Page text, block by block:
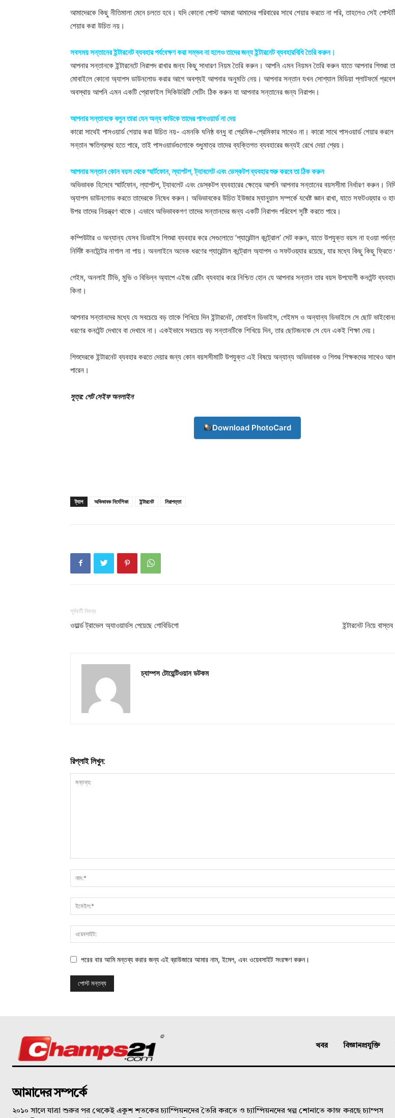
Company
Contact us
আমাদেরকে কিছু নীতিমালা মেনে চলতে হবে। যদি কোনো পোস্ট আমরা আমাদের পরিবারের সাথে শেয়ার করতে না পরি, তাহলেও সেই
শেয়ার করা উচিত নয়।
সবসময় সন্তানের ইন্টারনেট ব্যবহার পর্যবেক্ষণ করা সম্ভব না হলেও তাদের জন্য ইন্টারনেট ব্যবহারবিধি তৈরি করুন।
আপনার সন্তানকে ইন্টারনেটে নিরাপদ রাখার জন্য কিছু সাধারণ নিয়ম তৈরি করুন। আপনি এমন নিয়মন তৈরি করুন যাতে আপনার শিশুরা
মোবাইলে কোনো অ্যাপস ডাউনলোড করার আগে অবশ্যই আপনার অনুমতি নেয়। আপনার সন্তান যখন সোশ্যাল মিডিয়া প্লাটফর্মে
অবস্থায় আপনি এমন একটি প্রোফাইল সিকিউরিটি সেটিং ঠিক করুন যা আপনার সন্তানের জন্য নিরাপদ।
আপনার সন্তানকে বলুন তারা যেন অন্য কাউকে তাদের পাসওয়ার্ড না দেয়
কারো সাথেই পাসওয়ার্ড শেয়ার করা উচিত নয়- এমনকি ঘনিষ্ঠ বন্ধু বা প্রেমিক-প্রেমিকার সাথেও না। কারো সাথে পাসওয়ার্ড শেয়ার
সন্তান ক্ষতিগ্রস্থ হতে পারে, তাই পাসওয়ার্ডগুলোকে শুধুমাত্র তাদের ব্যক্তিগত ব্যবহারের জন্যই রেখে দেয়া শ্রেয়।
আপনার সন্তান কোন বয়স থেকে স্মার্টফোন, ল্যাপটপ, ট্যাবলেট এবং ডেস্কটপ ব্যবহার শুরু করবে তা ঠিক করুন
অভিভাবক হিসেবে স্মার্টফোন, ল্যাপটপ, ট্যাবলেট এবং ডেস্কটপ ব্যবহারের ক্ষেত্রে আপনি আপনার সন্তানের বয়সসীমা নির্ধারণ করুন।
অ্যাপস ডাউনলোড করতে তাদেরকে নিষেধ করুন। অভিভাবকের উচিত ইউজার ম্যানুয়াল সম্পর্কে যথেষ্ট জ্ঞান রাখা, যাতে সফটওয়্যার ও
উপর তাদের নিয়ন্ত্রণ থাকে। এভাবে অভিভাবকগণ তাদের সন্তানদের জন্য একটি নিরাপদ পরিবেশ সৃষ্টি করতে পারে।
কম্পিউটার ও অন্যান্য যেসব ডিভাইস শিশুরা ব্যবহার করে সেগুলোতে ‘প্যারেন্টাল কন্ট্রোল’ সেট করুন, যাতে উপযুক্ত বয়স না হওয়া
নির্দিষ্ট কনটেন্টের নাগাল না পায়। অনলাইনে অনেক ধরণের প্যারেন্টাল কন্ট্রোল অ্যাপস ও সফটওয়্যার রয়েছে, যার মধ্যে কিছু কিছু ফ্রিতে
গেইম, অনলাই টিভি, মুভি ও বিভিন্ন অ্যাপে এইজ রেটিং ব্যবহার করে নিশ্চিত হোন যে আপনার সন্তান তার বয়স উপযোগী কনটেন্ট
কিনা।
আপনার সন্তানদের মধ্যে যে সবচেয়ে বড় তাকে শিখিয়ে দিন ইন্টারনেট, মোবাইল ডিভাইস, গেইমস ও অন্যান্য ডিভাইসে সে ছোট
ধরণের কনটেন্ট দেখাবে বা দেখাবে না। একইভাবে সবচেয়ে বড় সন্তানটিকে শিখিয়ে দিন, তার ছোটজনকে সে যেন একই শিক্ষা দেয়।
শিশুদেরকে ইন্টারনেট ব্যবহার করতে দেয়ার জন্য কোন বয়সসীমাটি উপযুক্ত এই বিষয়ে অন্যান্য অভিভাবক ও শিশুর শিক্ষকদের সাথেও
পারেন।
সূত্র: গেট সেইফ অনলাইন
Download PhotoCard
ট্যাগ অভিভাবক নির্দেশিকা ইন্টারনেট নিরাপত্তা
পূর্ববর্তী নিবন্ধ
ওয়ার্ল্ড ট্রাভেল অ্যাওয়ার্ডস পেয়েছে গোবিডিগো ইন্টারনেট নিয়ে
চ্যাম্পস টোয়েন্টিওয়ান ডটকম
রিপ্লাই লিখুন:
পরের বার আমি মন্তব্য করার জন্য এই ব্রাউজারে আমার নাম, ইমেল, এবং ওয়েবসাইট সংরক্ষণ করুন।
©
খবর বিজ্ঞানপ্রযুক্তি
আমাদের সম্পর্কে
২০১০ সালে যাত্রা শুরুর পর থেকেই একুশ শতকের চ্যাম্পিয়নদের তৈরি করতে ও চ্যাম্পিয়নদের গল্প শোনাতে কাজ করছে চ্যাম্পস